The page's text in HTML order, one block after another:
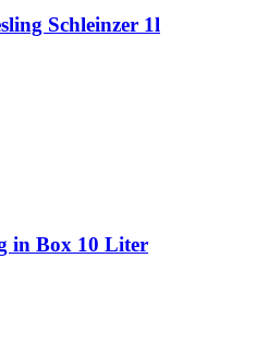
Schleinzer 1l
in Box 10 Liter